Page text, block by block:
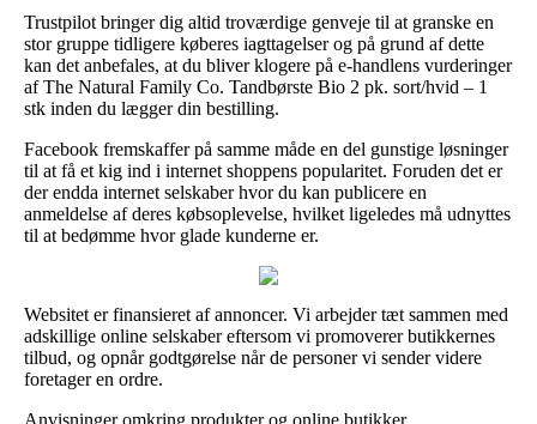
Trustpilot bringer dig altid troværdige genveje til at granske en
stor gruppe tidligere køberes iagttagelser og på grund af dette
kan det anbefales, at du bliver klogere på e-handlens vurderinger
af The Natural Family Co. Tandbørste Bio 2 pk. sort/hvid – 1
stk inden du lægger din bestilling.
Facebook fremskaffer på samme måde en del gunstige løsninger
til at få et kig ind i internet shoppens popularitet. Foruden det er
der endda internet selskaber hvor du kan publicere en
anmeldelse af deres købsoplevelse, hvilket ligeledes må udnyttes
til at bedømme hvor glade kunderne er.
Websitet er finansieret af annoncer. Vi arbejder tæt sammen med
adskillige online selskaber eftersom vi promoverer butikkernes
tilbud, og opnår godtgørelse når de personer vi sender videre
foretager en ordre.
Anvisninger omkring produkter og online butikker